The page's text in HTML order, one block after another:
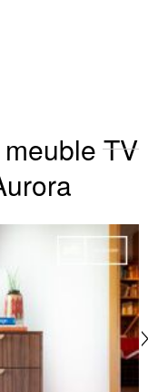
TV